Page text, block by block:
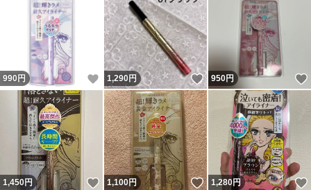
990 円 いいね！
1,290円 いいね！
950円
1,450円 いいね！
1,100円 いいね！
1,280円